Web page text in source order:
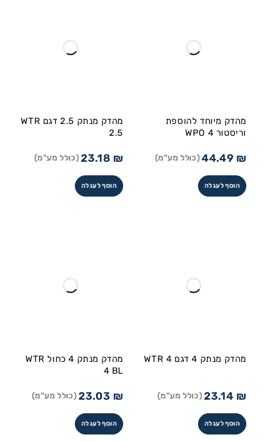
מהדק מיוחד להוספת
וריסטור WPO 4
44.49 ₪ (כולל מע"מ)
הוסף לעגלה
מהדק מנתק 2.5 דגם WTR
2.5
23.18 ₪ (כולל מע"מ)
הוסף לעגלה
מהדק מנתק 4 דגם WTR 4
23.14 ₪ (כולל מע"מ)
הוסף לעגלה
מהדק מנתק 4 כחול WTR
4 BL
23.03 ₪ (כולל מע"מ)
הוסף לעגלה